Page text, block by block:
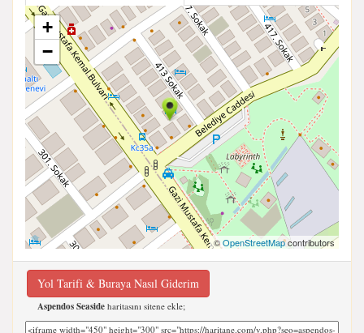
+
−
©OpenStreetMapcontributors
Yol Tarifi & Buraya Nasıl Giderim
Aspendos Seaside haritasını sitene ekle;